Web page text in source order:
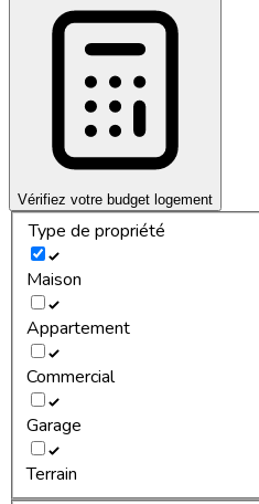
Vérifiez votre budget logement
Type de propriété
Maison
Appartement
Commercial
Garage
Terrain